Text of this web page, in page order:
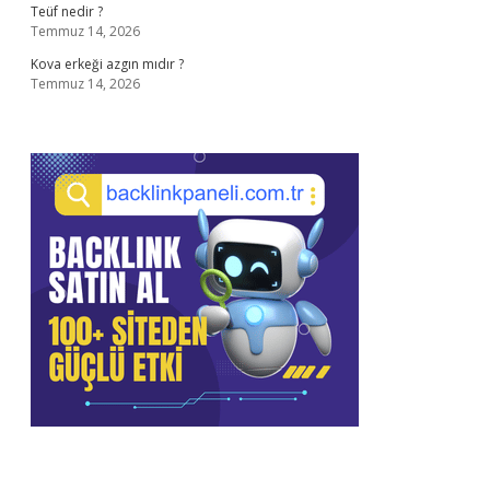
Teüf nedir ?
Temmuz 14, 2026
Kova erkeği azgın mıdır ?
Temmuz 14, 2026